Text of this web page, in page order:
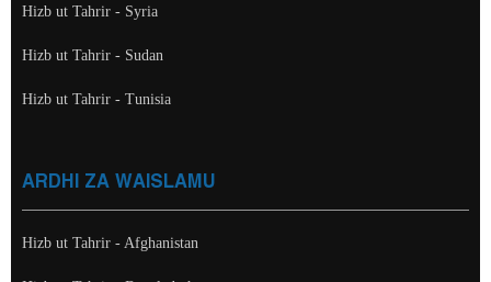
Hizb ut Tahrir - Syria
Hizb ut Tahrir - Sudan
Hizb ut Tahrir - Tunisia
ARDHI ZA WAISLAMU
Hizb ut Tahrir - Afghanistan